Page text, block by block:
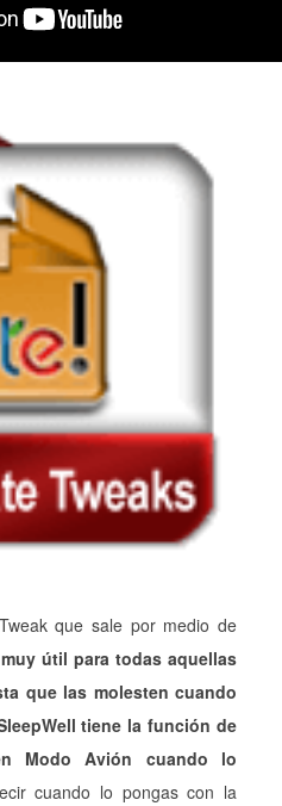
que sale por medio de
útil para todas aquellas
que las molesten cuando
tiene la función de
Modo Avión cuando lo
cuando lo pongas con la